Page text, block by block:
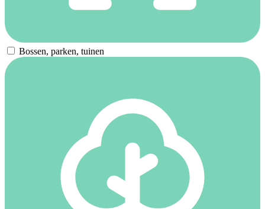
Bossen, parken, tuinen